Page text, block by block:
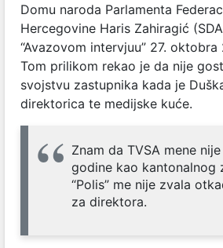
Domu naroda Parlamenta
Hercegovine Haris Zahiragić
“Avazovom intervjuu” 27.
Tom prilikom rekao je da nije
svojstvu zastupnika kada je
direktorica te medijske kuće.
Znam da TVSA mene
godine kao kantonalnog
“Polis” me nije zvala
za direktora.